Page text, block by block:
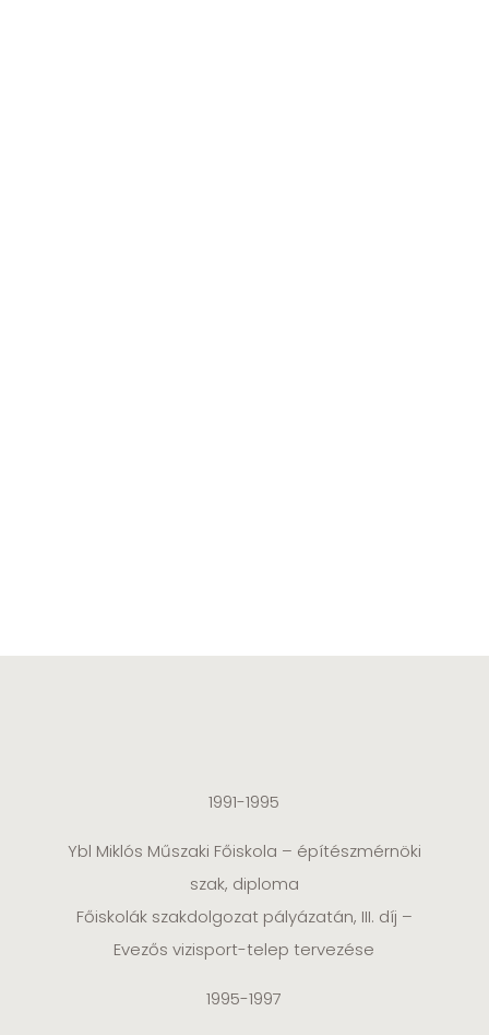
1991-1995
Ybl Miklós Műszaki Főiskola – építészmérnöki
szak, diploma
Főiskolák szakdolgozat pályázatán, III. díj –
Evezős vizisport-telep tervezése
1995-1997